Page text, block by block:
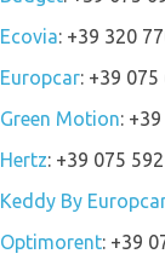
Ecovia: +39 320
Europcar: +39
Green Motion:
Hertz: +39 075
Keddy By
Optimorent: +39